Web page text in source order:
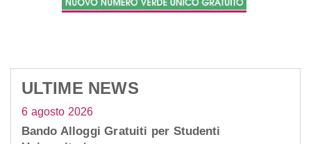
ULTIME NEWS
6 agosto 2026
Bando Alloggi Gratuiti per Studenti